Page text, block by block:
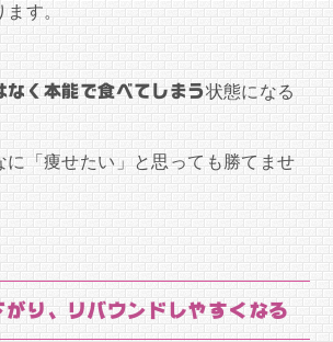
す。
なく本能で食べてしまう状態になる
に「痩せたい」と思っても勝てませ
がり、リバウンドしやすくなる